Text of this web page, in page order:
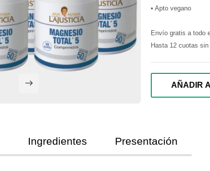
• Apto vegano
Envío gratis a todo
Hasta 12 cuotas
AÑADIR
Ingredientes Presentación